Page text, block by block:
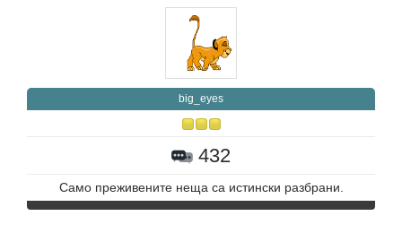
big_eyes
432
Само преживените неща са истински разбрани.